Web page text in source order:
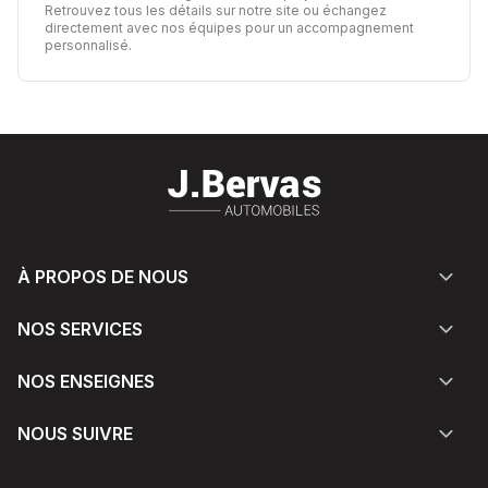
Retrouvez tous les détails sur notre site ou échangez
directement avec nos équipes pour un accompagnement
personnalisé.
À PROPOS DE NOUS
NOS SERVICES
NOS ENSEIGNES
NOUS SUIVRE